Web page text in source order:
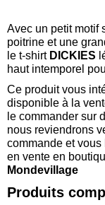
Avec un petit motif
poitrine et une
le t-shirt DICKIES
haut intemporel
Ce produit vous
disponible à la
le commander sur
nous reviendrons
commande et
en vente en
Mondevillage
Produits